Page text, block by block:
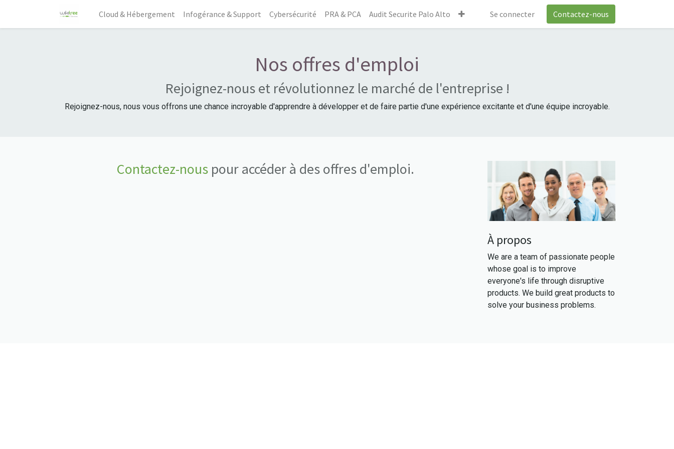
Cloud & Hébergement Infogérance & Support Cybersécurité PRA & PCA Audit Securite Palo Alto Se connecter Contactez-nous
Nos offres d'emploi
Rejoignez-nous et révolutionnez le marché de l'entreprise !
Rejoignez-nous, nous vous offrons une chance incroyable d'apprendre à développer et de faire partie d'une expérience excitante et d'une équipe incroyable.
Contactez-nous pour accéder à des offres d'emploi.
À propos
We are a team of passionate people
whose goal is to improve
everyone's life through disruptive
products. We build great products to
solve your business problems.